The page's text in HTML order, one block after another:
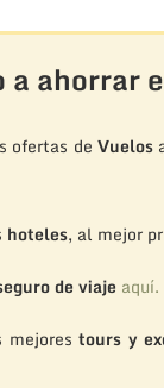
a ahorrar
ofertas de Vuelos
hoteles, al mejor
de viaje aquí.
mejorestours y